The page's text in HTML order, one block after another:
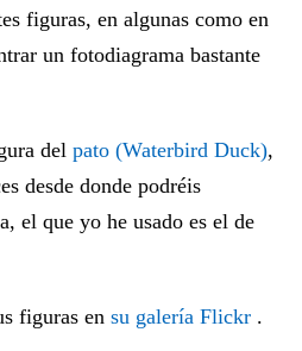
figuras, en algunas como en
un fotodiagrama bastante
del pato (Waterbird Duck),
desde donde podréis
el que yo he usado es el de
figuras en su galería Flickr .